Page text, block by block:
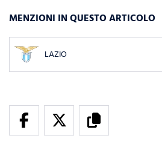
MENZIONI IN QUESTO ARTICOLO
LAZIO